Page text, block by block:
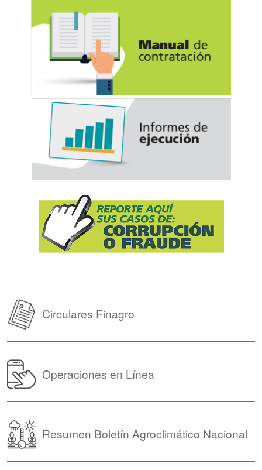
Circulares Finagro
Operaciones en Línea
Resumen Boletín Agroclimático Nacional